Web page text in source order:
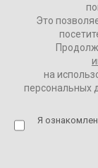
Ваши Новости
30 марта 2022
Это
на
персональных
Я